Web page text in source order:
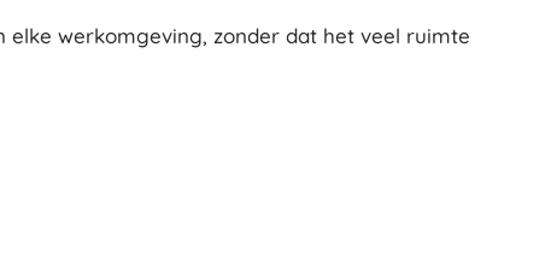
werkomgeving, zonder dat het veel ruimte